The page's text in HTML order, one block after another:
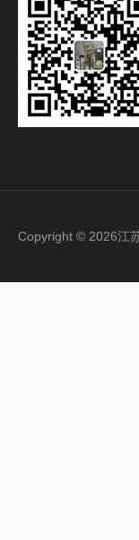
Copyright © 2026江